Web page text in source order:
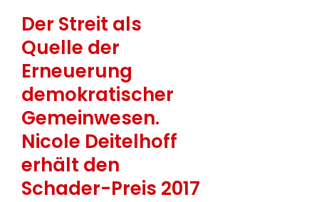
Der Streit als
Quelle der
Erneuerung
demokratischer
Gemeinwesen.
Nicole Deitelhoff
erhält den
Schader-Preis 2017